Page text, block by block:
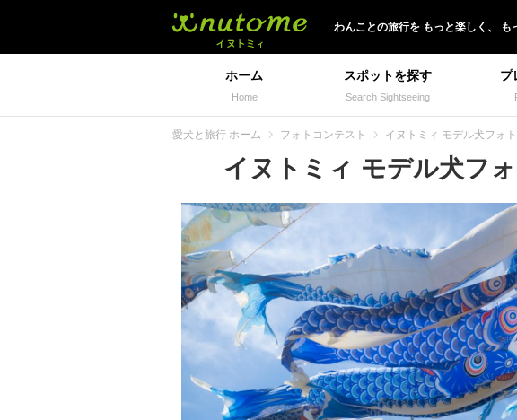
わんことの旅行を もっと楽しく、 も
ホーム
Home
スポットを探す
Search Sightseeing
プ
愛犬と旅行 ホーム フォトコンテスト イヌトミィ モデル犬フォ
イヌトミィ モデル犬フ